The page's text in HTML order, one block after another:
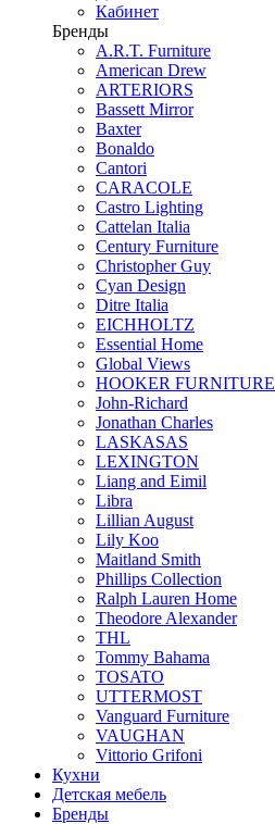
Кабинет
Бренды
A.R.T. Furniture
American Drew
ARTERIORS
Bassett Mirror
Baxter
Bonaldo
Cantori
CARACOLE
Castro Lighting
Cattelan Italia
Century Furniture
Christopher Guy
Cyan Design
Ditre Italia
EICHHOLTZ
Essential Home
Global Views
HOOKER FURNITURE
John-Richard
Jonathan Charles
LASKASAS
LEXINGTON
Liang and Eimil
Libra
Lillian August
Lily Koo
Maitland Smith
Phillips Collection
Ralph Lauren Home
Theodore Alexander
THL
Tommy Bahama
TOSATO
UTTERMOST
Vanguard Furniture
VAUGHAN
Vittorio Grifoni
Кухни
Детская мебель
Бренды